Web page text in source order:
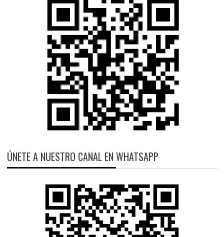
ÚNETE A NUESTRO CANAL EN WHATSAPP